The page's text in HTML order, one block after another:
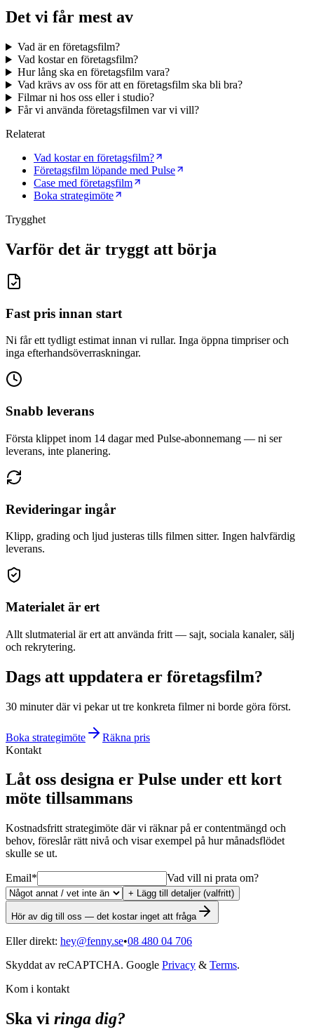
Det vi får mest av
Vad är en företagsfilm?
Vad kostar en företagsfilm?
Hur lång ska en företagsfilm vara?
Vad krävs av oss för att en företagsfilm ska bli bra?
Filmar ni hos oss eller i studio?
Får vi använda företagsfilmen var vi vill?
Relaterat
Vad kostar en företagsfilm?
Företagsfilm löpande med Pulse
Case med företagsfilm
Boka strategimöte
Trygghet
Varför det är tryggt att börja
Fast pris innan start
Ni får ett tydligt estimat innan vi rullar. Inga öppna timpriser och
inga efterhandsöverraskningar.
Snabb leverans
Första klippet inom 14 dagar med Pulse-abonnemang — ni ser
leverans, inte planering.
Revideringar ingår
Klipp, grading och ljud justeras tills filmen sitter. Ingen halvfärdig
leverans.
Materialet är ert
Allt slutmaterial är ert att använda fritt — sajt, sociala kanaler, sälj
och rekrytering.
Dags att uppdatera er företagsfilm?
30 minuter där vi pekar ut tre konkreta filmer ni borde göra först.
Boka strategimöte
Räkna pris
Kontakt
Låt oss designa er Pulse under ett kort
möte tillsammans
Kostnadsfritt strategimöte där vi räknar på er contentmängd och
behov, föreslår rätt nivå och visar exempel på hur månadsflödet
skulle se ut.
Email* Vad vill ni prata om?
+ Lägg till detaljer (valfritt)
Hör av dig till oss — det kostar inget att fråga
Eller direkt: hey@fenny.se•08 480 04 706
Skyddat av reCAPTCHA. Google Privacy & Terms.
Kom i kontakt
Ska vi ringa dig?